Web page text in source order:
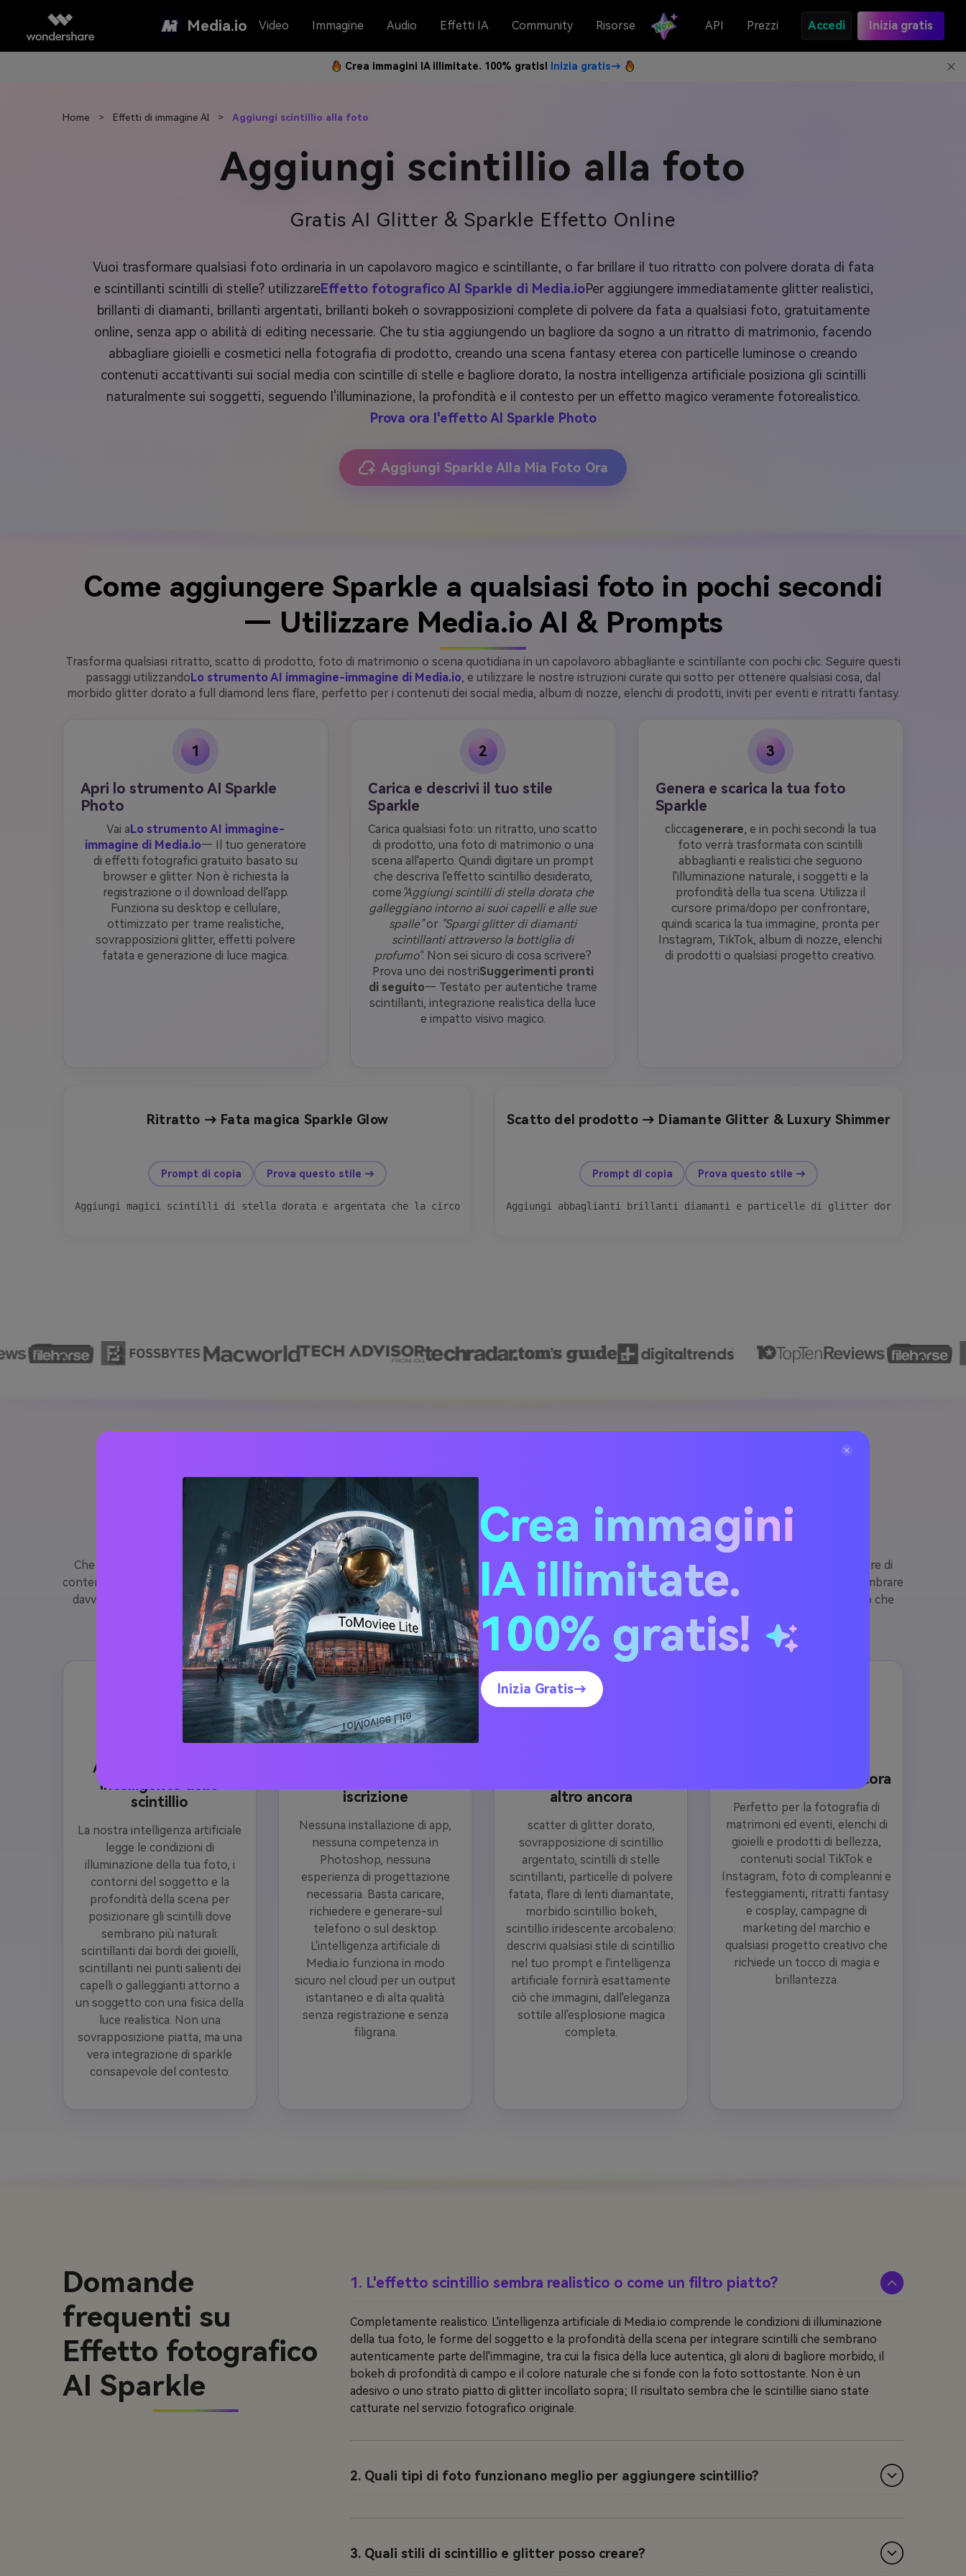
Media.io Video Immagine Audio Effetti IA Community Risorse API Prezzi Accedi Inizia gratis
Crea immagini IA illimitate. 100% gratis! Inizia gratis→
Home > Effetti di immagine AI > Aggiungi scintillio alla foto
Aggiungi scintillio alla foto
Gratis AI Glitter & Sparkle Effetto Online
Vuoi trasformare qualsiasi foto ordinaria in un capolavoro magico e scintillante, o far brillare il tuo ritratto con polvere dorata di fata
e scintillanti scintilli di stelle? utilizzareEffetto fotografico AI Sparkle di Media.ioPer aggiungere immediatamente glitter realistici,
brillanti di diamanti, brillanti argentati, brillanti bokeh o sovrapposizioni complete di polvere da fata a qualsiasi foto, gratuitamente
online, senza app o abilità di editing necessarie. Che tu stia aggiungendo un bagliore da sogno a un ritratto di matrimonio, facendo
abbagliare gioielli e cosmetici nella fotografia di prodotto, creando una scena fantasy eterea con particelle luminose o creando
contenuti accattivanti sui social media con scintille di stelle e bagliore dorato, la nostra intelligenza artificiale posiziona gli scintilli
naturalmente sui soggetti, seguendo l'illuminazione, la profondità e il contesto per un effetto magico veramente fotorealistico.
Prova ora l'effetto AI Sparkle Photo
Aggiungi Sparkle Alla Mia Foto Ora
Come aggiungere Sparkle a qualsiasi foto in pochi secondi
— Utilizzare Media.io AI & Prompts
Trasforma qualsiasi ritratto, scatto di prodotto, foto di matrimonio o scena quotidiana in un capolavoro abbagliante e scintillante con pochi clic. Seguire questi
passaggi utilizzandoLo strumento AI immagine-immagine di Media.io, e utilizzare le nostre istruzioni curate qui sotto per ottenere qualsiasi cosa, dal
morbido glitter dorato a full diamond lens flare, perfetto per i contenuti dei social media, album di nozze, elenchi di prodotti, inviti per eventi e ritratti fantasy.
1
Apri lo strumento AI Sparkle
Photo
Vai aLo strumento AI immagine-
immagine di Media.io— Il tuo generatore
di effetti fotografici gratuito basato su
browser e glitter. Non è richiesta la
registrazione o il download dell'app.
Funziona su desktop e cellulare,
ottimizzato per trame realistiche,
sovrapposizioni glitter, effetti polvere
fatata e generazione di luce magica.
2
Carica e descrivi il tuo stile
Sparkle
Carica qualsiasi foto: un ritratto, uno scatto
di prodotto, una foto di matrimonio o una
scena all'aperto. Quindi digitare un prompt
che descriva l'effetto scintillio desiderato,
come "Aggiungi scintilli di stella dorata che
galleggiano intorno ai suoi capelli e alle sue
spalle"or "Spargi glitter di diamanti
scintillanti attraverso la bottiglia di
profumo". Non sei sicuro di cosa scrivere?
Prova uno dei nostriSuggerimenti pronti
di seguito— Testato per autentiche trame
scintillanti, integrazione realistica della luce
e impatto visivo magico.
3
Genera e scarica la tua foto
Sparkle
cliccagenerare, e in pochi secondi la tua
foto verrà trasformata con scintilli
abbaglianti e realistici che seguono
l'illuminazione naturale, i soggetti e la
profondità della tua scena. Utilizza il
cursore prima/dopo per confrontare,
quindi scarica la tua immagine, pronta per
Instagram, TikTok, album di nozze, elenchi
di prodotti o qualsiasi progetto creativo.
Ritratto → Fata magica Sparkle Glow
Prompt di copia Prova questo stile →
Aggiungi magici scintilli di stella dorata e argentata che la circondano. I suoi capelli e le sue spalle brillano di particelle di polvere da fata.
Scatto del prodotto → Diamante Glitter & Luxury Shimmer
Prompt di copia Prova questo stile →
Aggiungi abbaglianti brillanti diamanti e particelle di glitter dorato a
Perché usare Media.io per aggiungere
luce alle tue foto
Che tu sia una sposa che vuole un bagliore da sogno sulle tue foto di matrimonio, un marchio di bellezza che fa abbagliare gioielli e cosmetici, un creatore di
contenuti che crea momenti magici su Instagram o qualcuno che vuole solo aggiungere un po' di polvere da fata a un ritratto, il tuo bagliore dovrebbe sembrare
davvero appartenente alla scena. conLo strumento AI immagine-immagine di Media.io, ottieni una generazione di scintillio consapevole del contesto che
segue l'illuminazione reale, i contorni del soggetto e la profondità, il tutto in pochi secondi, online e gratuito per iniziare.
AI-Posizionamento
intelligente dello
scintillio
La nostra intelligenza artificiale
legge le condizioni di
illuminazione della tua foto, i
contorni del soggetto e la
profondità della scena per
posizionare gli scintilli dove
sembrano più naturali:
scintillanti dai bordi dei gioielli,
scintillanti nei punti salienti dei
capelli o galleggianti attorno a
un soggetto con una fisica della
luce realistica. Non una
sovrapposizione piatta, ma una
vera integrazione di sparkle
consapevole del contesto.
iscrizione
Nessuna installazione di app,
nessuna competenza in
Photoshop, nessuna
esperienza di progettazione
necessaria. Basta caricare,
richiedere e generare-sul
telefono o sul desktop.
L'intelligenza artificiale di
Media.io funziona in modo
sicuro nel cloud per un output
istantaneo e di alta qualità
senza registrazione e senza
filigrana.
altro ancora
scatter di glitter dorato,
sovrapposizione di scintillio
argentato, scintilli di stelle
scintillanti, particelle di polvere
fatata, flare di lenti diamantate,
morbido scintillio bokeh,
scintillio iridescente arcobaleno:
descrivi qualsiasi stile di scintillio
nel tuo prompt e l'intelligenza
artificiale fornirà esattamente
ciò che immagini, dall'eleganza
sottile all'esplosione magica
completa.
matrimoni e altro ancora
Perfetto per la fotografia di
matrimoni ed eventi, elenchi di
gioielli e prodotti di bellezza,
contenuti social TikTok e
Instagram, foto di compleanni e
festeggiamenti, ritratti fantasy
e cosplay, campagne di
marketing del marchio e
qualsiasi progetto creativo che
richiede un tocco di magia e
brillantezza.
Domande
frequenti su
Effetto fotografico
AI Sparkle
1. L'effetto scintillio sembra realistico o come un filtro piatto?
Completamente realistico. L'intelligenza artificiale di Media.io comprende le condizioni di illuminazione
della tua foto, le forme del soggetto e la profondità della scena per integrare scintilli che sembrano
autenticamente parte dell'immagine, tra cui la fisica della luce autentica, gli aloni di bagliore morbido, il
bokeh di profondità di campo e il colore naturale che si fonde con la foto sottostante. Non è un
adesivo o uno strato piatto di glitter incollato sopra; Il risultato sembra che le scintillie siano state
catturate nel servizio fotografico originale.
2. Quali tipi di foto funzionano meglio per aggiungere scintillio?
3. Quali stili di scintillio e glitter posso creare?
Crea immagini
IA illimitate.
100% gratis!
Inizia Gratis→